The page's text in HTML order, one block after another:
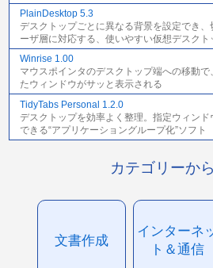
PlainDesktop 5.3
デスクトップごとに異なる背景を設定でき、
ーザ層に対応する、使いやすい仮想デスクト
Winrise 1.00
マウスポインタのデスクトップ端への移動
たウィンドウがサッと表示される
TidyTabs Personal 1.2.0
デスクトップを効率よく整理。指定ウィン
できる“アプリケーショングループ化”ソフト
カテゴリーか
文書作成
インターネ
ト＆通信